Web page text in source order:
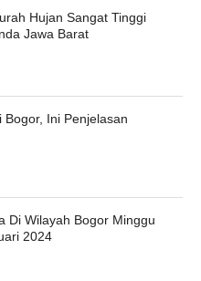
Hujan Sangat Tinggi
Jawa Barat
Bogor, Ini Penjelasan
Di Wilayah Bogor Minggu
2024